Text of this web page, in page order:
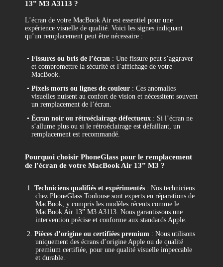
13” M3 A3113 ?
L’écran de votre MacBook Air est essentiel pour une
expérience visuelle de qualité. Voici les signes indiquant
qu’un remplacement peut être nécessaire :
• Fissures ou bris de l’écran : Une fissure peut s’aggraver
et compromettre la sécurité et l’affichage de votre
MacBook.
• Pixels morts ou lignes de couleur : Ces anomalies
visuelles nuisent au confort de vision et nécessitent souvent
un remplacement de l’écran.
• Écran noir ou rétroéclairage défectueux : Si l’écran ne
s’allume plus ou si le rétroéclairage est défaillant, un
remplacement est recommandé.
Pourquoi choisir PhoneGlass pour le remplacement
de l’écran de votre MacBook Air 13” M3 ?
1. Techniciens qualifiés et expérimentés : Nos techniciens
chez PhoneGlass Toulouse sont experts en réparations de
MacBook, y compris les modèles récents comme le
MacBook Air 13” M3 A3113. Nous garantissons une
intervention précise et conforme aux standards Apple.
2. Pièces d’origine ou certifiées premium : Nous utilisons
uniquement des écrans d’origine Apple ou de qualité
premium certifiée, pour une qualité visuelle impeccable
et durable.